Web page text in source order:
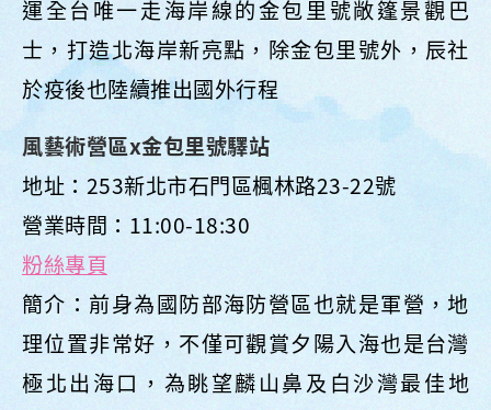
運全台唯一走海岸線的金包里號敞篷景觀巴
士，打造北海岸新亮點，除金包里號外，辰社
於疫後也陸續推出國外行程
風藝術營區x金包里號驛站
地址：253新北市石門區楓林路23-22號
營業時間：11:00-18:30
粉絲專頁
簡介：前身為國防部海防營區也就是軍營，地
理位置非常好，不僅可觀賞夕陽入海也是台灣
極北出海口，為眺望麟山鼻及白沙灣最佳地